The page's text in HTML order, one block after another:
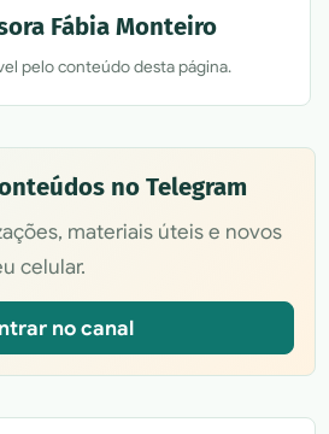
Fábia Monteiro
pelo conteúdo desta página.
no Telegram
materiais úteis e novos
celular.
no canal